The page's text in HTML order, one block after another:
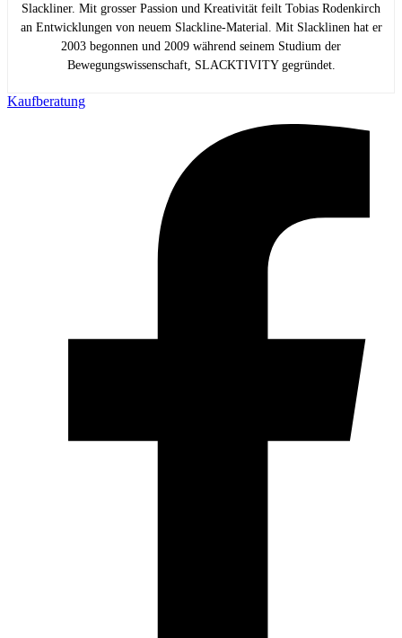
Slackliner. Mit grosser Passion und Kreativität feilt Tobias Rodenkirch
an Entwicklungen von neuem Slackline-Material. Mit Slacklinen hat er
2003 begonnen und 2009 während seinem Studium der
Bewegungswissenschaft, SLACKTIVITY gegründet.
Kaufberatung